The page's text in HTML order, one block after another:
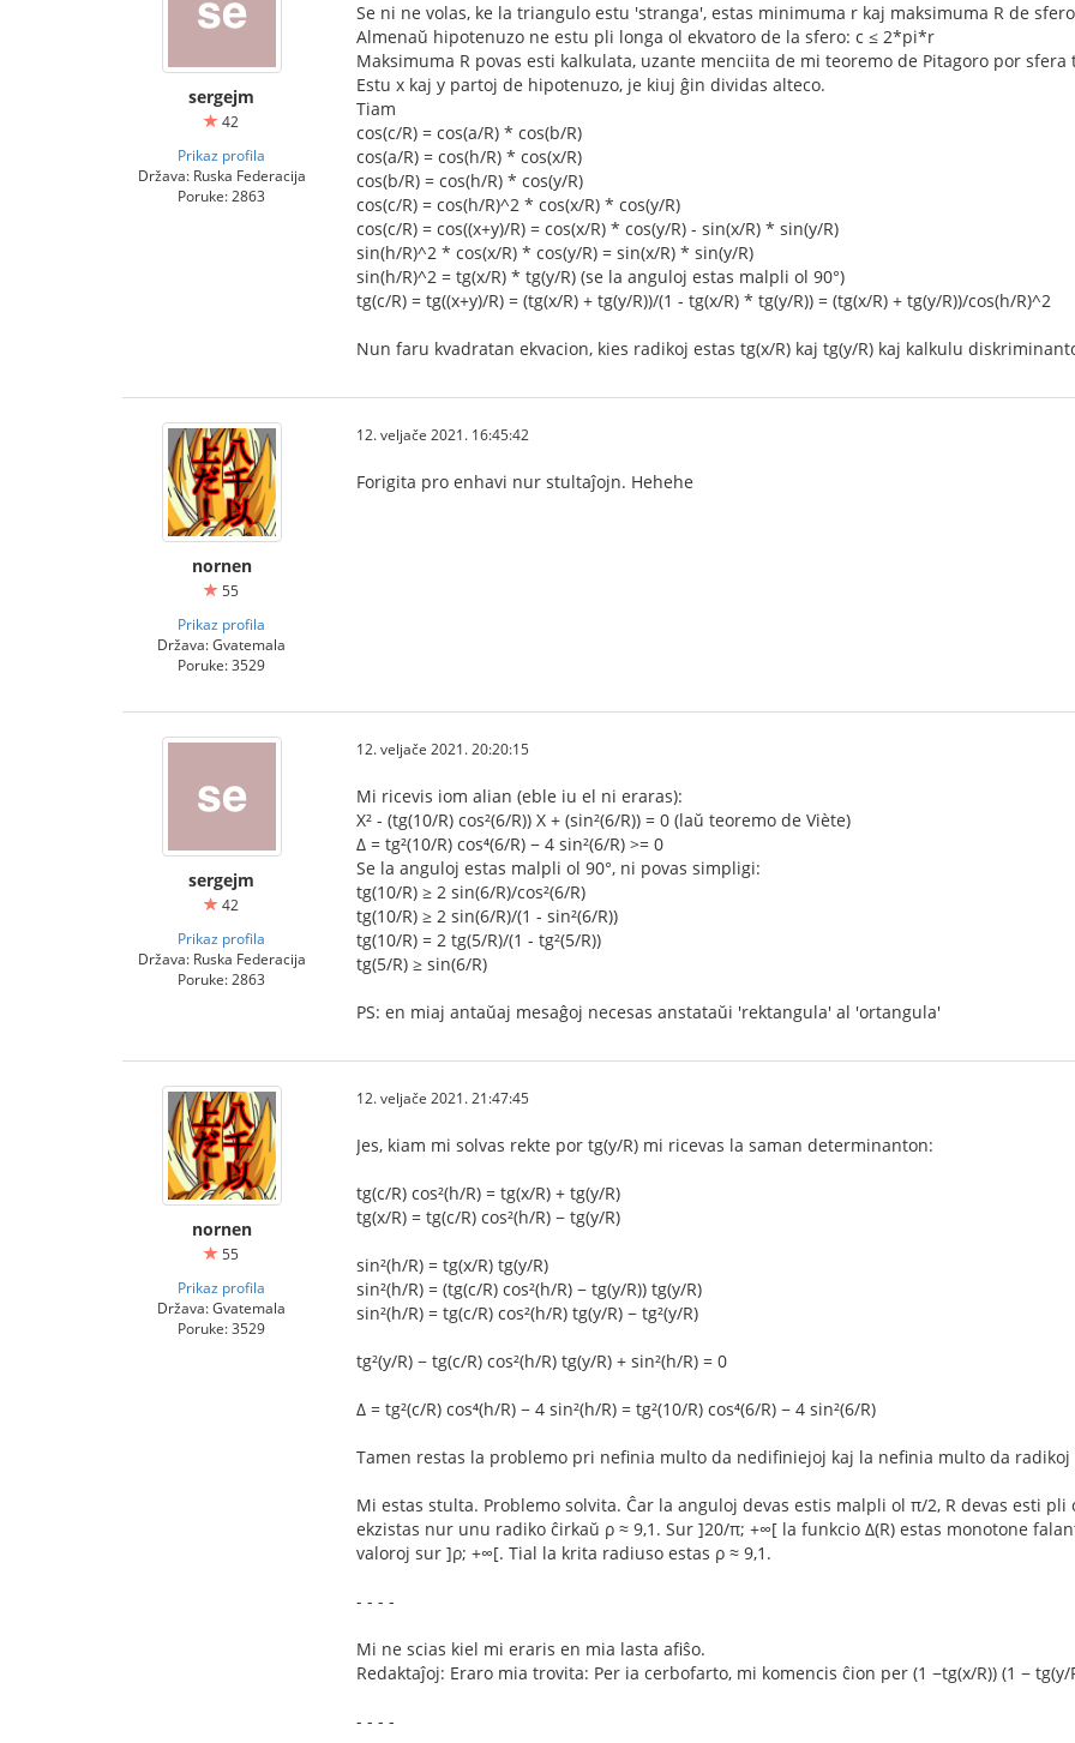
sergejm
42
Prikaz profila
Država: Ruska Federacija
Poruke: 2863
Se ni ne volas, ke la triangulo estu 'stranga', estas minimuma r kaj maksimuma R de
Almenaŭ hipotenuzo ne estu pli longa ol ekvatoro de la sfero: c ≤ 2*pi*r
Maksimuma R povas esti kalkulata, uzante menciita de mi teoremo de Pitagoro por
Estu x kaj y partoj de hipotenuzo, je kiuj ĝin dividas alteco.
Tiam
cos(c/R) = cos(a/R) * cos(b/R)
cos(a/R) = cos(h/R) * cos(x/R)
cos(b/R) = cos(h/R) * cos(y/R)
cos(c/R) = cos(h/R)^2 * cos(x/R) * cos(y/R)
cos(c/R) = cos((x+y)/R) = cos(x/R) * cos(y/R) - sin(x/R) * sin(y/R)
sin(h/R)^2 * cos(x/R) * cos(y/R) = sin(x/R) * sin(y/R)
sin(h/R)^2 = tg(x/R) * tg(y/R) (se la anguloj estas malpli ol 90°)
tg(c/R) = tg((x+y)/R) = (tg(x/R) + tg(y/R))/(1 - tg(x/R) * tg(y/R)) = (tg(x/R) + tg(y/R))/cos(h/R)^2
Nun faru kvadratan ekvacion, kies radikoj estas tg(x/R) kaj tg(y/R) kaj kalkulu
nornen
55
Prikaz profila
Država: Gvatemala
Poruke: 3529
12. veljače 2021. 16:45:42
Forigita pro enhavi nur stultaĵojn. Hehehe
sergejm
42
Prikaz profila
Država: Ruska Federacija
Poruke: 2863
12. veljače 2021. 20:20:15
Mi ricevis iom alian (eble iu el ni eraras):
X² - (tg(10/R) cos²(6/R)) X + (sin²(6/R)) = 0 (laŭ teoremo de Viète)
Δ = tg²(10/R) cos⁴(6/R) − 4 sin²(6/R) >= 0
Se la anguloj estas malpli ol 90°, ni povas simpligi:
tg(10/R) ≥ 2 sin(6/R)/cos²(6/R)
tg(10/R) ≥ 2 sin(6/R)/(1 - sin²(6/R))
tg(10/R) = 2 tg(5/R)/(1 - tg²(5/R))
tg(5/R) ≥ sin(6/R)
PS: en miaj antaŭaj mesaĝoj necesas anstataŭi 'rektangula' al 'ortangula'
nornen
55
Prikaz profila
Država: Gvatemala
Poruke: 3529
12. veljače 2021. 21:47:45
Jes, kiam mi solvas rekte por tg(y/R) mi ricevas la saman determinanton:
tg(c/R) cos²(h/R) = tg(x/R) + tg(y/R)
tg(x/R) = tg(c/R) cos²(h/R) − tg(y/R)
sin²(h/R) = tg(x/R) tg(y/R)
sin²(h/R) = (tg(c/R) cos²(h/R) − tg(y/R)) tg(y/R)
sin²(h/R) = tg(c/R) cos²(h/R) tg(y/R) − tg²(y/R)
tg²(y/R) − tg(c/R) cos²(h/R) tg(y/R) + sin²(h/R) = 0
Δ = tg²(c/R) cos⁴(h/R) − 4 sin²(h/R) = tg²(10/R) cos⁴(6/R) − 4 sin²(6/R)
Tamen restas la problemo pri nefinia multo da nedifiniejoj kaj la nefinia multo da
Mi estas stulta. Problemo solvita. Ĉar la anguloj devas estis malpli ol π/2, R devas esti
ekzistas nur unu radiko ĉirkaŭ ρ ≈ 9,1. Sur ]20/π; +∞[ la funkcio Δ(R) estas monotone
valoroj sur ]ρ; +∞[. Tial la krita radiuso estas ρ ≈ 9,1.
- - - -
Mi ne scias kiel mi eraris en mia lasta afiŝo.
Redaktaĵoj: Eraro mia trovita: Per ia cerbofarto, mi komencis ĉion per (1 −tg(x/R)) (1 − tg(y/
- - - -